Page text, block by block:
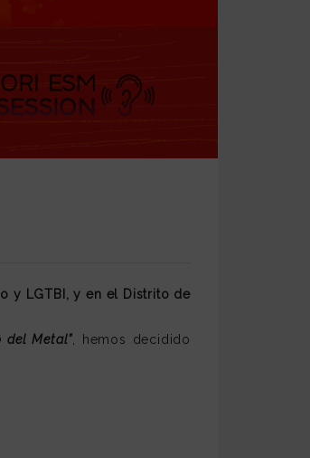
y LGTBI, y en el Distrito de
del Metal” , hemos decidido